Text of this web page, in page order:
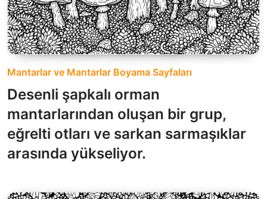
Mantarlar ve Mantarlar Boyama Sayfaları
Desenli şapkalı orman
mantarlarından oluşan bir grup,
eğrelti otları ve sarkan sarmaşıklar
arasında yükseliyor.